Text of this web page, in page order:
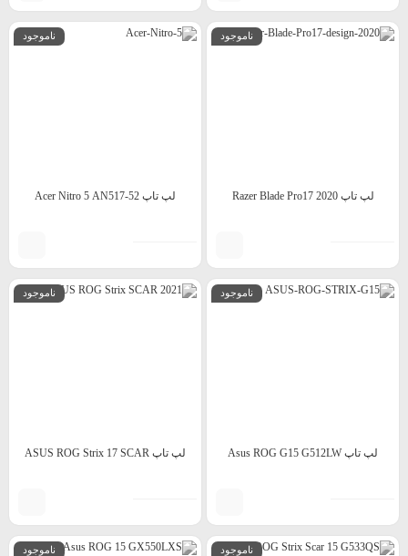
ناموجود
لپ تاپ 2020 Razer Blade Pro17
ناموجود
لپ تاپ Acer Nitro 5 AN517-52
ناموجود
لپ تاپ Asus ROG G15 G512LW
ناموجود
لپ تاپ ASUS ROG Strix 17 SCAR
ناموجود ناموجود